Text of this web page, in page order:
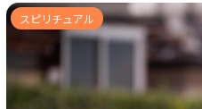
旦那の浮気はタロット
スピリチュアル